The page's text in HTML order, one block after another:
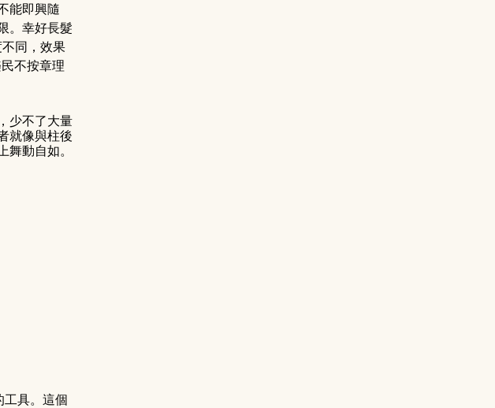
能即興隨
。幸好長髮
同，效果
不按章理
少不了大量
就像與柱後
動自如。
工具。這個